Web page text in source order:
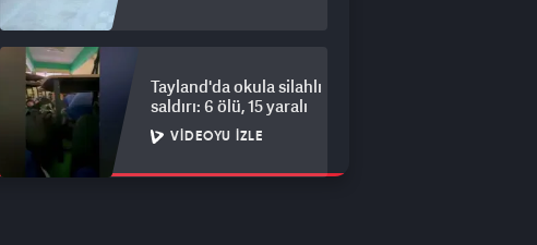
Tayland'da okula silahlı
saldırı: 6 ölü, 15 yaralı
VIDEOYU İZLE